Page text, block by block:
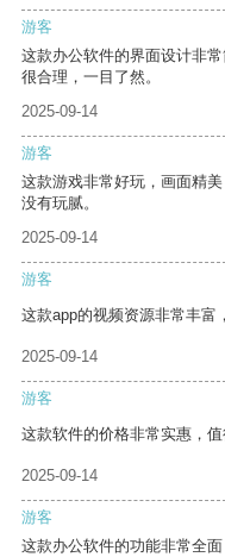
游客
这款办公软件的界面设计非
很合理，一目了然。
2025-09-14
游客
这款游戏非常好玩，画面精
没有玩腻。
2025-09-14
游客
这款app的视频资源非常丰富
2025-09-14
游客
这款软件的价格非常实惠，值
2025-09-14
游客
这款办公软件的功能非常全